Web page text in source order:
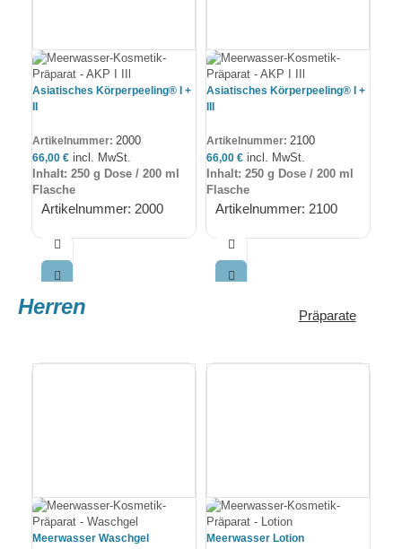
Asiatisches Körperpeeling® I +
Artikelnummer: 2000
66,00 € incl. MwSt.
Inhalt: 250 g Dose / 200 ml
Flasche
Artikelnummer: 2000
Asiatisches Körperpeeling® I +
Artikelnummer: 2100
66,00 € incl. MwSt.
Inhalt: 250 g Dose / 200 ml
Flasche
Artikelnummer: 2100
Herren Präparate
Meerwasser Waschgel Meerwasser Lotion